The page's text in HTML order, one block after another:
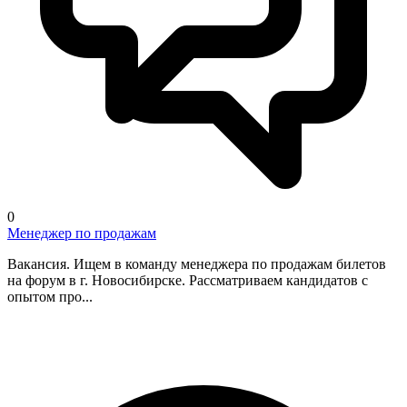
0
Менеджер по продажам
Вакансия. Ищем в команду менеджера по продажам билетов
на форум в г. Новосибирске. Рассматриваем кандидатов с
опытом про...